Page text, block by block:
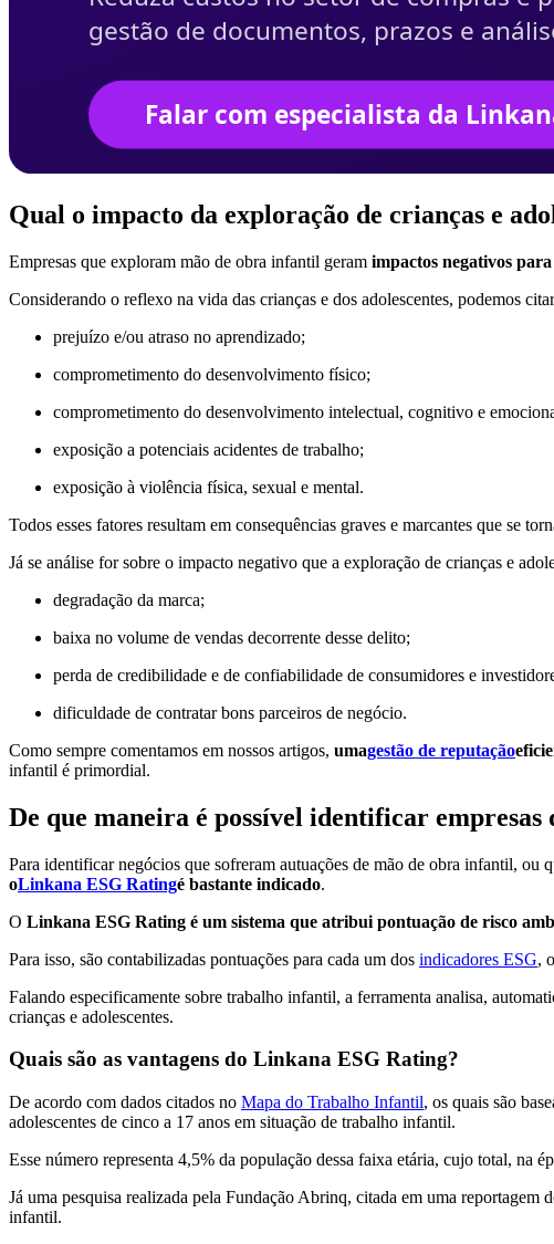
Qual o impacto da exploração de crianças e
Empresas que exploram mão de obra infantil geram impactos negativos
Considerando o reflexo na vida das crianças e dos adolescentes, podemos
prejuízo e/ou atraso no aprendizado;
comprometimento do desenvolvimento físico;
comprometimento do desenvolvimento intelectual, cognitivo e
exposição a potenciais acidentes de trabalho;
exposição à violência física, sexual e mental.
Todos esses fatores resultam em consequências graves e marcantes que se
Já se análise for sobre o impacto negativo que a exploração de crianças e
degradação da marca;
baixa no volume de vendas decorrente desse delito;
perda de credibilidade e de confiabilidade de consumidores e
dificuldade de contratar bons parceiros de negócio.
Como sempre comentamos em nossos artigos, umagestão de reputação
infantil é primordial.
De que maneira é possível identificar
Para identificar negócios que sofreram autuações de mão de obra infantil, ou
oLinkana ESG Ratingé bastante indicado.
O Linkana ESG Rating é um sistema que atribui pontuação de risco
Para isso, são contabilizadas pontuações para cada um dos indicadores ESG,
Falando especificamente sobre trabalho infantil, a ferramenta analisa,
crianças e adolescentes.
Quais são as vantagens do Linkana ESG Rating?
De acordo com dados citados no Mapa do Trabalho Infantil, os quais são
adolescentes de cinco a 17 anos em situação de trabalho infantil.
Esse número representa 4,5% da população dessa faixa etária, cujo total, na
Já uma pesquisa realizada pela Fundação Abrinq, citada em uma reportagem
infantil.